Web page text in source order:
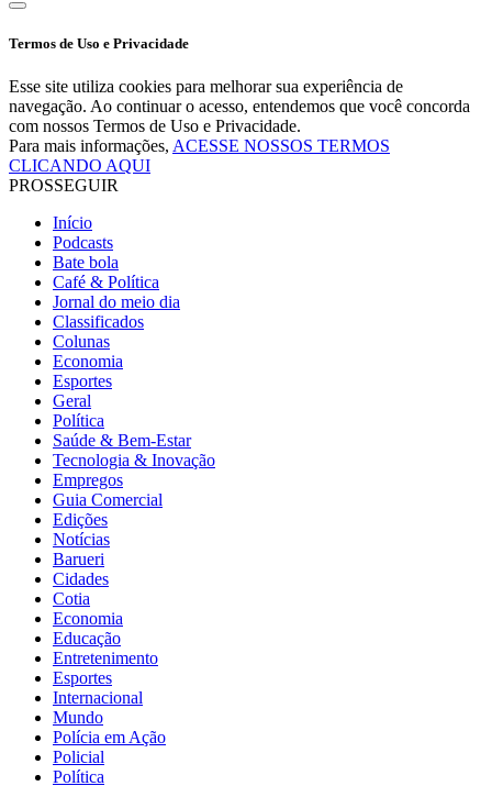
Termos de Uso e Privacidade
Esse site utiliza cookies para melhorar sua experiência de
navegação. Ao continuar o acesso, entendemos que você concorda
com nossos Termos de Uso e Privacidade.
Para mais informações, ACESSE NOSSOS TERMOS
CLICANDO AQUI
PROSSEGUIR
Início
Podcasts
Bate bola
Café & Política
Jornal do meio dia
Classificados
Colunas
Economia
Esportes
Geral
Política
Saúde & Bem-Estar
Tecnologia & Inovação
Empregos
Guia Comercial
Edições
Notícias
Barueri
Cidades
Cotia
Economia
Educação
Entretenimento
Esportes
Internacional
Mundo
Polícia em Ação
Policial
Política